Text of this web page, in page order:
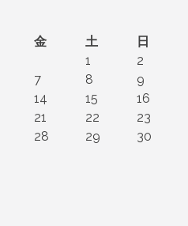
金 土
日
1
2
7 8
9
14 15
16
21 22
23
28 29
30